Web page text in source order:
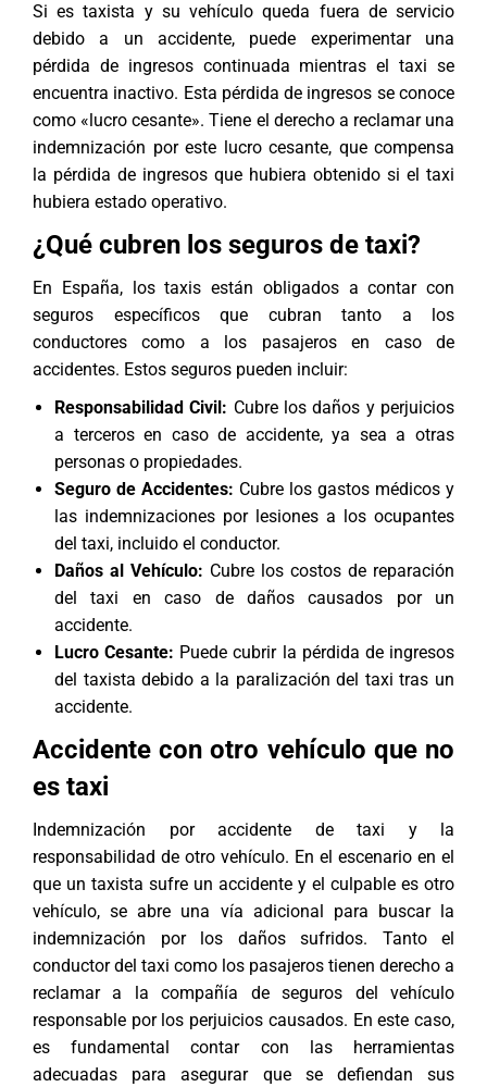
Si es taxista y su vehículo queda fuera de servicio
debido a un accidente, puede experimentar una
pérdida de ingresos continuada mientras el taxi se
encuentra inactivo. Esta pérdida de ingresos se conoce
como «lucro cesante». Tiene el derecho a reclamar una
indemnización por este lucro cesante, que compensa
la pérdida de ingresos que hubiera obtenido si el taxi
hubiera estado operativo.
¿Qué cubren los seguros de taxi?
En España, los taxis están obligados a contar con
seguros específicos que cubran tanto a los
conductores como a los pasajeros en caso de
accidentes. Estos seguros pueden incluir:
Responsabilidad Civil: Cubre los daños y perjuicios
a terceros en caso de accidente, ya sea a otras
personas o propiedades.
Seguro de Accidentes: Cubre los gastos médicos y
las indemnizaciones por lesiones a los ocupantes
del taxi, incluido el conductor.
Daños al Vehículo: Cubre los costos de reparación
del taxi en caso de daños causados por un
accidente.
Lucro Cesante: Puede cubrir la pérdida de ingresos
del taxista debido a la paralización del taxi tras un
accidente.
Accidente con otro vehículo que no
es taxi
Indemnización por accidente de taxi y la
responsabilidad de otro vehículo. En el escenario en el
que un taxista sufre un accidente y el culpable es otro
vehículo, se abre una vía adicional para buscar la
indemnización por los daños sufridos. Tanto el
conductor del taxi como los pasajeros tienen derecho a
reclamar a la compañía de seguros del vehículo
responsable por los perjuicios causados. En este caso,
es fundamental contar con las herramientas
adecuadas para asegurar que se defiendan sus